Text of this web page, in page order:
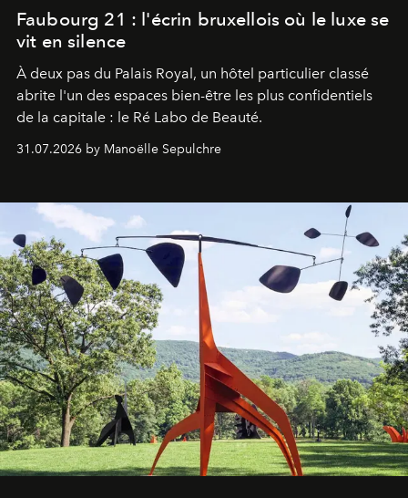
Faubourg 21 : l'écrin bruxellois où le luxe se
vit en silence
À deux pas du Palais Royal, un hôtel particulier classé
abrite l'un des espaces bien-être les plus confidentiels
de la capitale : le Ré Labo de Beauté.
31.07.2026 by Manoëlle Sepulchre